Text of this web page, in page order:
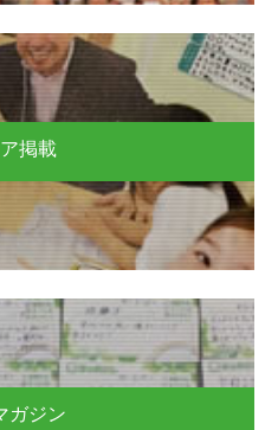
掲載
ガジン